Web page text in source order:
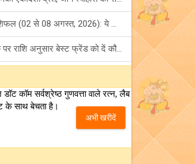
अंक ज्योतिष साप्ताहिक राशिफल (02 से 08 अगस्त, 2026): ये सप्ताह क्यों है खास?
फ्रेंडशिप डे 2026 के मौके पर राशि अनुसार बेस्ट फ्रेंड को दें कौन सा गिफ्ट? जानें
टैरो साप्ताहिक राशिफल (02 से 08 अगस्त, 2026): जानें 12 राशियों का विस्तृत भविष्यफल!
शनि साढ़े साती और ढैय्या से परेशान हैं? शनि कृपा के लिए अवश्य करें शनिवार व्रत!
कॉम सर्वश्रेष्ठ गुणवत्ता वाले रत्न, लैब
के साथ बेचता है।
अभी खरीदें